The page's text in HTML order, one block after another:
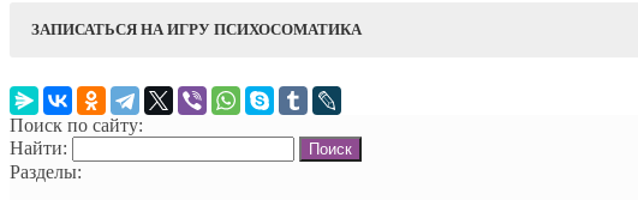
ЗАПИСАТЬСЯ НА ИГРУ ПСИХОСОМАТИКА
Ваше имя (обязательно)
Поиск по сайту:
Найти:
Разделы: